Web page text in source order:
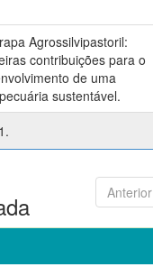
Agrossilvipastoril:
contribuições para o
de uma
sustentável.
Anterior